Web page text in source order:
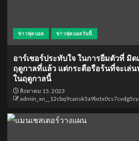
ข่าวฟุตบอล ข่าวฟุตบอลวันนี้
อาร์เชอร์ประทับใจ ในการยืมตัวที่ มิด
ฤดูกาลที่แล้ว แต่กระตือรือร้นที่จะเล่
ในฤดูกาลนี้
สิงหาคม 15, 2023